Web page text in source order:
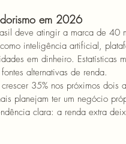
em 2026
deve atingir a marca de
inteligência artificial,
em dinheiro. Estatísticas
alternativas de renda.
35% nos próximos dois
planejam ter um negócio
clara: a renda extra